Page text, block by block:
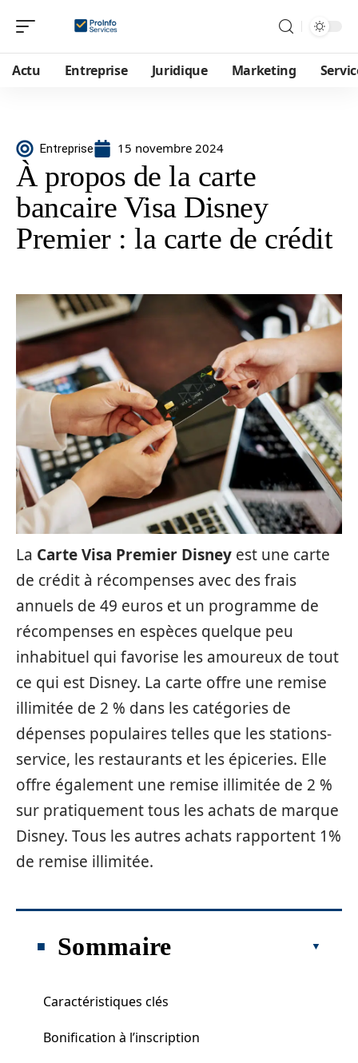
Actu Entreprise Juridique Marketing
Entreprise 15 novembre 2024
À propos de la carte
bancaire Visa Disney
Premier : la carte de crédit
La Carte Visa Premier Disney est une carte
de crédit à récompenses avec des frais
annuels de 49 euros et un programme de
récompenses en espèces quelque peu
inhabituel qui favorise les amoureux de tout
ce qui est Disney. La carte offre une remise
illimitée de 2 % dans les catégories de
dépenses populaires telles que les stations-
service, les restaurants et les épiceries. Elle
offre également une remise illimitée de 2 %
sur pratiquement tous les achats de marque
Disney. Tous les autres achats rapportent 1%
de remise illimitée.
Sommaire
Caractéristiques clés
Bonification à l’inscription